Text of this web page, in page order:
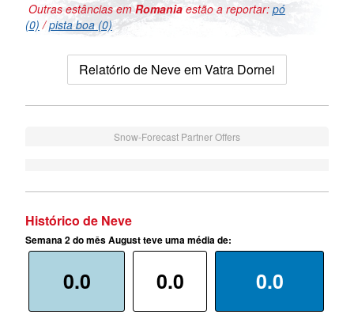
Outras estâncias emRomania estão a reportar: pó
(0) /pista boa (0)
Relatório de Neve em Vatra Dornei
Snow-Forecast Partner Offers
Histórico de Neve
Semana 2 do mês August teve uma média de:
0.0 0.0 0.0